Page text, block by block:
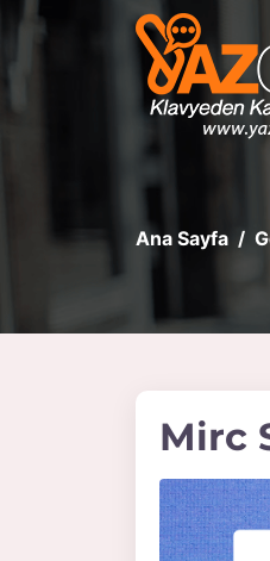
Ana Sayfa
Mirc